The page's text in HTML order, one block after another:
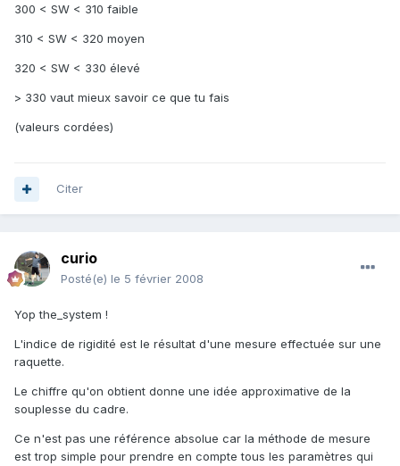
300 < SW < 310 faible
310 < SW < 320 moyen
320 < SW < 330 élevé
> 330 vaut mieux savoir ce que tu fais
(valeurs cordées)
Citer
curio
Posté(e) le 5 février 2008
Yop the_system !
L'indice de rigidité est le résultat d'une mesure effectuée sur une
raquette.
Le chiffre qu'on obtient donne une idée approximative de la
souplesse du cadre.
Ce n'est pas une référence absolue car la méthode de mesure
est trop simple pour prendre en compte tous les paramètres qui